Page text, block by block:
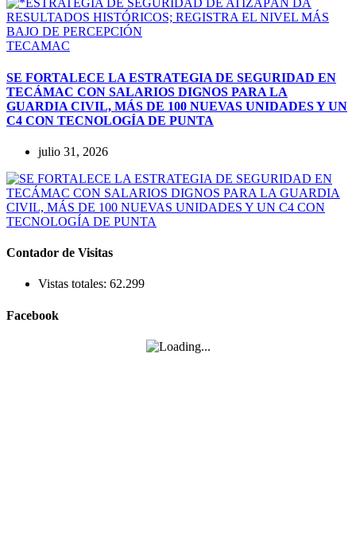
TECAMAC
SE FORTALECE LA ESTRATEGIA DE SEGURIDAD EN
TECÁMAC CON SALARIOS DIGNOS PARA LA
GUARDIA CIVIL, MÁS DE 100 NUEVAS UNIDADES Y UN
C4 CON TECNOLOGÍA DE PUNTA
julio 31, 2026
Contador de Visitas
Vistas totales: 62.299
Facebook